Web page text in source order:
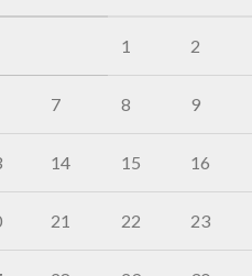
1 2
7 8 9
14 15 16
21 22 23